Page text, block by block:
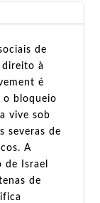
de
direito à
é
o bloqueio
vive sob
severas de
A
Israel
de